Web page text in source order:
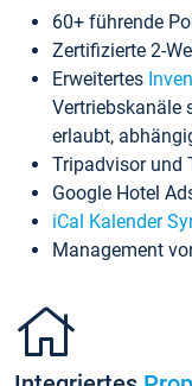
60+ führende
Zertifizierte 2-
Erweitertes
Vertriebskanäle
erlaubt,
Tripadvisor und
Google Hotel
iCal Kalender
Management